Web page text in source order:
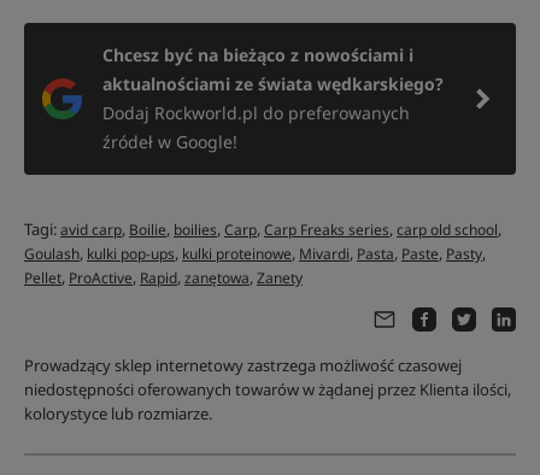
Chcesz być na bieżąco z nowościami i
aktualnościami ze świata wędkarskiego?
Dodaj Rockworld.pl do preferowanych
źródeł w Google!
Tagi:avid carp, Boilie, boilies,Carp,Carp Freaks series,carp old school,
Goulash, kulki pop-ups, kulki proteinowe, Mivardi, Pasta, Paste, Pasty,
Pellet, ProActive, Rapid,zanętowa,Zanety
Prowadzący sklep internetowy zastrzega możliwość czasowej
niedostępności oferowanych towarów w żądanej przez Klienta ilości,
kolorystyce lub rozmiarze.